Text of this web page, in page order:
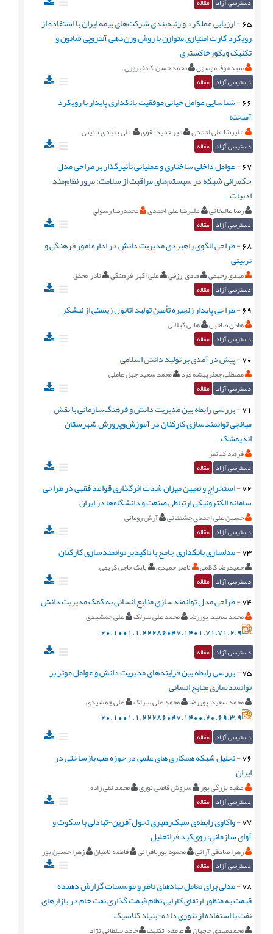
65
-ارزیابی عملکرد و رتبه‌بندی شرکت‌های بیمه ایران با استفاده از
رویکرد کارت امتیازی متوازن با روش وزن‌دهی آنتروپی شانون و
تکنیک ویکورخاکستری
سیده وفا موسوی محمد حسن کامفیروزی
دسترسی آزاد مقاله
66
-شناسایی عوامل حیاتی موفقیت بانکداری پایدار با رویکرد
آمیخته
علیرضا علی احمدی میر حمید تقوی علی بنیادی نائینی
دسترسی آزاد مقاله
67
-عوامل داخلی ساختاری و عملیاتی تأثیرگذار بر طراحی مدل
حکمرانی شبکه در سیستم‌های مراقبت از سلامت: مرور نظام‌مند
ادبیات
رضا عالیخانی علیرضا علی احمدی محمدرصا رسولي
دسترسی آزاد مقاله
68
-طراحی الگوی راهبردی مدیریت دانش در اداره امور فرهنگی و
تربیتی
مهدی رحیمی هادی رزقی علی اکبر فرهنگی نادر محقق
دسترسی آزاد مقاله
69
-طراحی پایدار زنجیره تأمین تولید اتانول زیستی از نیشکر
هادی صاحبی هانی گیلانی
دسترسی آزاد مقاله
70
-پیش در آمدی بر تولید دانش اسلامی
مصطفی جعفرپیشه فرد محمد سعید جبل عاملی
دسترسی آزاد مقاله
71
-بررسی رابطه بین مدیریت دانش و فرهنگ‌سازمانی با نقش
میانجی توانمندسازی کارکنان در آموزش‌وپرورش شهرستان
اندیمشک
فرهاد کیانفر
دسترسی آزاد مقاله
72
-استخراج و تعیین میزان شدت اثرگذاری قواعد فقهی در طراحی
سامانه الکترونیکی ارتباطی صنعت و دانشگاه‌ها در ایران
حسین علی احمدی جشفقانی آرش رومانی
دسترسی آزاد مقاله
73
-مدلسازی بانکداری جامع با تاکیدبر توانمندسازی کارکنان
حمیدرضا کاظمی ناصر حمیدی بابک حاجی کریمی
دسترسی آزاد مقاله
74
-طراحی مدل توانمندسازی منابع انسانی به کمک مدیریت دانش
محمد سعید پوررضا محمد علی سرلک علی جمشیدی
20.1001.1.22286047.1401.71.71.2.9
دسترسی آزاد مقاله
75
-بررسی رابطه بین فرایندهای مدیریت دانش و عوامل موثر بر
توانمندسازی منابع انسانی
محمد سعید پوررضا محمد علی سرلک علی جمشیدی
20.1001.1.22286047.1400.20.69.3.9
دسترسی آزاد مقاله
76
-تحلیل شبکه همکاری های علمی در حوزه طب بازساختی در
ایران
عطیه بزرگی پور سروش قاضی نوری محمد نقی زاده
دسترسی آزاد مقاله
77
-واکاوی رابطه‌ی سبک‌رهبری تحول‌آفرین-تبادلی با سکوت و
آوای سازمانی: روی‌کرد فراتحلیل
زهرا صادقی آرانی محمود پوربافرانی فاطمه نامیان زهرا حسین پور
دسترسی آزاد مقاله
78
-مدلی برای تعامل نهادهای ناظر و موسسات گزارش دهنده
قیمت به منظور ارتقای کارایی نظام قیمت گذاری نفت خام در بازارهای
نفت با استفاده از تئوری داده-بنیاد کلاسیک
محمدمهدی حاجیان عاطقه تکلیف حامد سلطانی نژاد